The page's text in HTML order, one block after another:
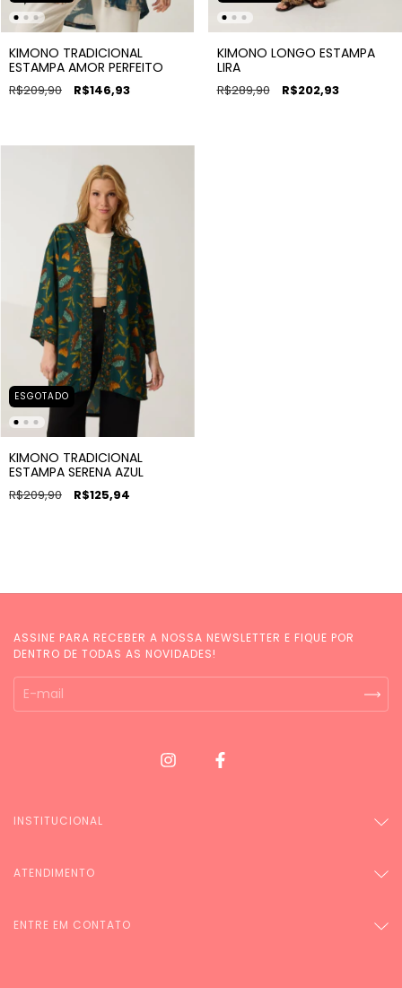
KIMONO TRADICIONAL
ESTAMPA AMOR PERFEITO
R$209,90 R$146,93
KIMONO LONGO ESTAMPA
LIRA
R$289,90 R$202,93
ESGOTADO
KIMONO TRADICIONAL
ESTAMPA SERENA AZUL
R$209,90 R$125,94
ASSINE PARA RECEBER A NOSSA NEWSLETTER E FIQUE POR
DENTRO DE TODAS AS NOVIDADES!
INSTITUCIONAL
ATENDIMENTO
ENTRE EM CONTATO